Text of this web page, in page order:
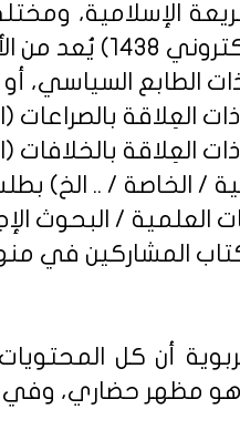
الإسلامية،
1438
) يُعد من
أن كل
مظهر حضاري، وفي